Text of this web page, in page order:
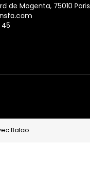
de Magenta, 75010 Paris
Balao